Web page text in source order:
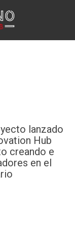
lanzado
Hub
creando e
en el